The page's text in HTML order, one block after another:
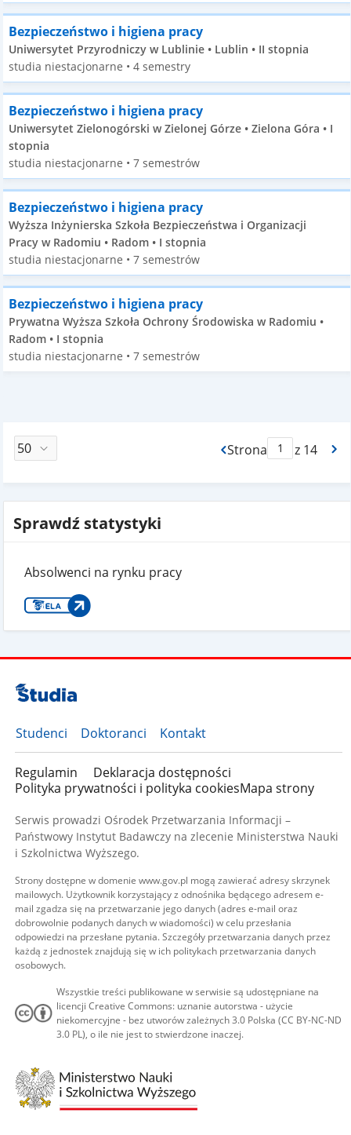
Bezpieczeństwo i higiena pracy
Uniwersytet Przyrodniczy w Lublinie • Lublin • II stopnia
studia niestacjonarne • 4 semestry
Bezpieczeństwo i higiena pracy
Uniwersytet Zielonogórski w Zielonej Górze • Zielona Góra • I
stopnia
studia niestacjonarne • 7 semestrów
Bezpieczeństwo i higiena pracy
Wyższa Inżynierska Szkoła Bezpieczeństwa i Organizacji
Pracy w Radomiu • Radom • I stopnia
studia niestacjonarne • 7 semestrów
Bezpieczeństwo i higiena pracy
Prywatna Wyższa Szkoła Ochrony Środowiska w Radomiu •
Radom • I stopnia
studia niestacjonarne • 7 semestrów
Strona
Max Stronaz 14
Sprawdź statystyki
Absolwenci na rynku pracy
Studenci Doktoranci Kontakt
Regulamin
Deklaracja dostępności
Polityka prywatności i polityka cookiesMapa strony
Serwis prowadzi Ośrodek Przetwarzania Informacji –
Państwowy Instytut Badawczy na zlecenie Ministerstwa Nauki
i Szkolnictwa Wyższego.
Strony dostępne w domenie www.gov.pl mogą zawierać adresy skrzynek
mailowych. Użytkownik korzystający z odnośnika będącego adresem e-
mail zgadza się na przetwarzanie jego danych (adres e-mail oraz
dobrowolnie podanych danych w wiadomości) w celu przesłania
odpowiedzi na przesłane pytania. Szczegóły przetwarzania danych przez
każdą z jednostek znajdują się w ich politykach przetwarzania danych
osobowych.
Wszystkie treści publikowane w serwisie są udostępniane na
licencji Creative Commons: uznanie autorstwa - użycie
niekomercyjne - bez utworów zależnych 3.0 Polska (CC BY-NC-ND
3.0 PL), o ile nie jest to stwierdzone inaczej.